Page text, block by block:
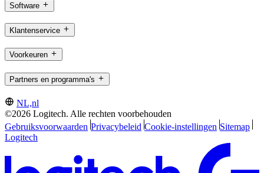
Software
Klantenservice
Voorkeuren
Partners en programma's
NL,nl
©2026 Logitech. Alle rechten voorbehouden
Gebruiksvoorwaarden Privacybeleid Cookie-instellingen Sitemap
Logitech